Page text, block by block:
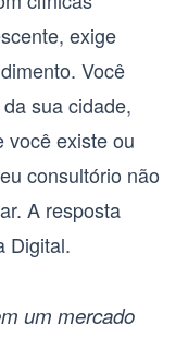
exige
Você
sua cidade,
você existe ou
consultório não
A resposta
Digital.
um mercado